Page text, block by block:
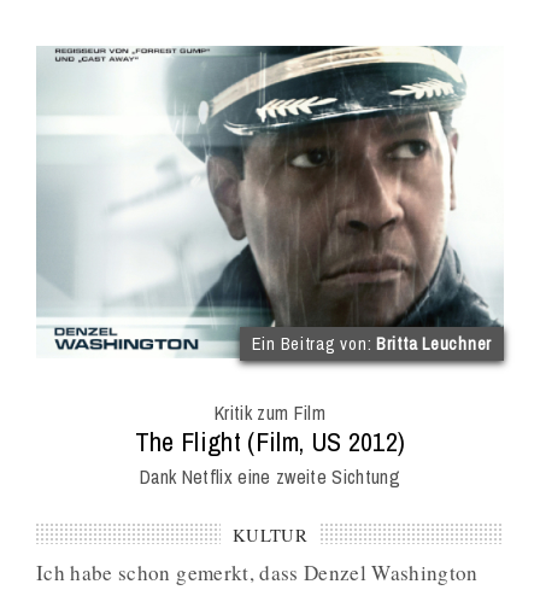
Ein Beitrag von:Britta Leuchner
Kritik zum Film
:
The Flight (Film, US 2012)
Dank Netflix eine zweite Sichtung
KULTUR
Ich habe schon gemerkt, dass Denzel Washington